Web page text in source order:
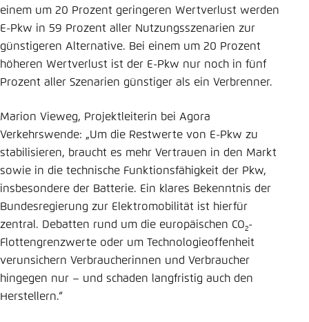
einem um 20 Prozent geringeren Wertverlust werden
E-Pkw in 59 Prozent aller Nutzungsszenarien zur
günstigeren Alternative. Bei einem um 20 Prozent
höheren Wertverlust ist der E-Pkw nur noch in fünf
Prozent aller Szenarien günstiger als ein Verbrenner.
Marion Vieweg, Projektleiterin bei Agora
Verkehrswende: „Um die Restwerte von E-Pkw zu
stabilisieren, braucht es mehr Vertrauen in den Markt
sowie in die technische Funktionsfähigkeit der Pkw,
insbesondere der Batterie. Ein klares Bekenntnis der
Bundesregierung zur Elektromobilität ist hierfür
zentral. Debatten rund um die europäischen CO2-
Flottengrenzwerte oder um Technologieoffenheit
verunsichern Verbraucherinnen und Verbraucher
hingegen nur – und schaden langfristig auch den
Herstellern.“